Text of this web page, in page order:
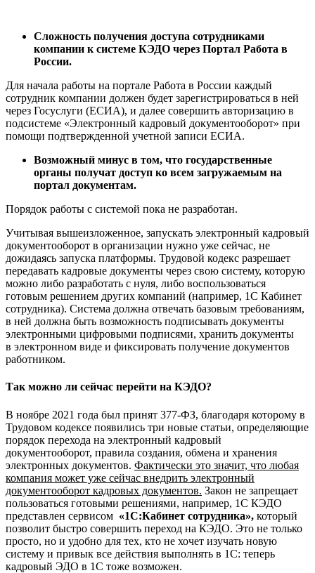
Сложность получения доступа сотрудниками
компании к системе КЭДО через Портал Работа в
России.
Для начала работы на портале Работа в России каждый
сотрудник компании должен будет зарегистрироваться в ней
через Госуслуги (ЕСИА), и далее совершить авторизацию в
подсистеме «Электронный кадровый документооборот» при
помощи подтвержденной учетной записи ЕСИА.
Возможный минус в том, что государственные
органы получат доступ ко всем загружаемым на
портал документам.
Порядок работы с системой пока не разработан.
Учитывая вышеизложенное, запускать электронный кадровый
документооборот в организации нужно уже сейчас, не
дожидаясь запуска платформы. Трудовой кодекс разрешает
передавать кадровые документы через свою систему, которую
можно либо разработать с нуля, либо воспользоваться
готовым решением других компаний (например, 1С Кабинет
сотрудника). Система должна отвечать базовым требованиям,
в ней должна быть возможность подписывать документы
электронными цифровыми подписями, хранить документы
в электронном виде и фиксировать получение документов
работником.
Так можно ли сейчас перейти на КЭДО?
В ноябре 2021 года был принят 377-ФЗ, благодаря которому в
Трудовом кодексе появились три новые статьи, определяющие
порядок перехода на электронный кадровый
документооборот, правила создания, обмена и хранения
электронных документов. Фактически это значит, что любая
компания может уже сейчас внедрить электронный
документооборот кадровых документов. Закон не запрещает
пользоваться готовыми решениями, например, 1С КЭДО
представлен сервисом «1С:Кабинет сотрудника», который
позволит быстро совершить переход на КЭДО. Это не только
просто, но и удобно для тех, кто не хочет изучать новую
систему и привык все действия выполнять в 1С: теперь
кадровый ЭДО в 1С тоже возможен.